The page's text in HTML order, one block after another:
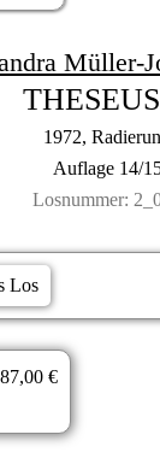
Müller-
1972,
Auflage 14/
Losnummer:
Los
€